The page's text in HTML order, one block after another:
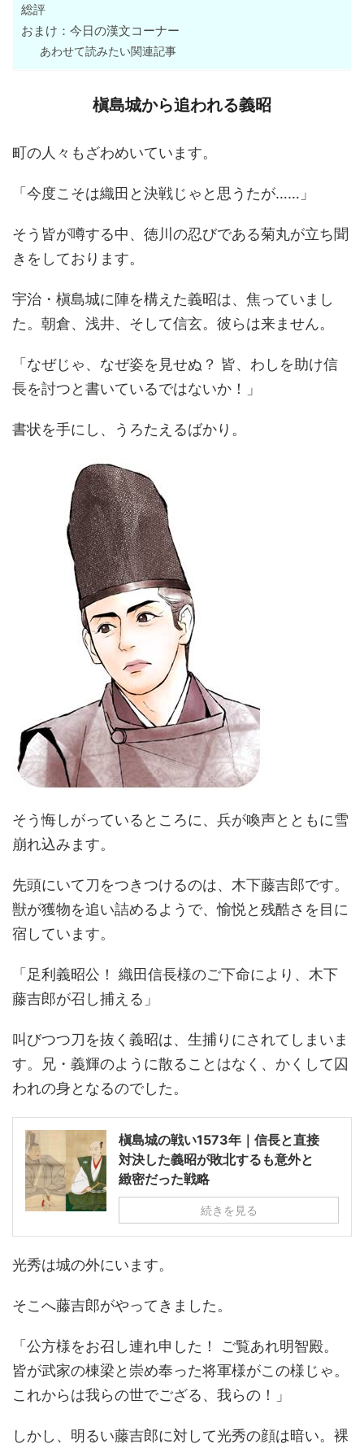
総評
おまけ：今日の漢文コーナー
あわせて読みたい関連記事
槇島城から追われる義昭
町の人々もざわめいています。
「今度こそは織田と決戦じゃと思うたが……」
そう皆が噂する中、徳川の忍びである菊丸が立ち聞
きをしております。
宇治・槇島城に陣を構えた義昭は、焦っていまし
た。朝倉、浅井、そして信玄。彼らは来ません。
「なぜじゃ、なぜ姿を見せぬ？ 皆、わしを助け信
長を討つと書いているではないか！」
書状を手にし、うろたえるばかり。
そう悔しがっているところに、兵が喚声とともに雪
崩れ込みます。
先頭にいて刀をつきつけるのは、木下藤吉郎です。
獣が獲物を追い詰めるようで、愉悦と残酷さを目に
宿しています。
「足利義昭公！ 織田信長様のご下命により、木下
藤吉郎が召し捕える」
叫びつつ刀を抜く義昭は、生捕りにされてしまいま
す。兄・義輝のように散ることはなく、かくして囚
われの身となるのでした。
槇島城の戦い1573年｜信長と直接
対決した義昭が敗北するも意外と
緻密だった戦略
続きを見る
光秀は城の外にいます。
そこへ藤吉郎がやってきました。
「公方様をお召し連れ申した！ ご覧あれ明智殿。
皆が武家の棟梁と崇め奉った将軍様がこの様じゃ。
これからは我らの世でござる、我らの！」
しかし、明るい藤吉郎に対して光秀の顔は暗い。裸